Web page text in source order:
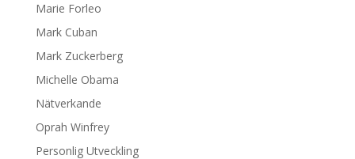
Marie Forleo
Mark Cuban
Mark Zuckerberg
Michelle Obama
Nätverkande
Oprah Winfrey
Personlig Utveckling